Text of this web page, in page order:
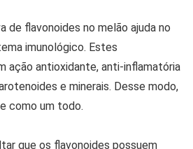
de flavonoides no melão ajuda no
imunológico. Estes
ação antioxidante, anti-inflamatória
e minerais. Desse modo,
como um todo.
que os flavonoides possuem